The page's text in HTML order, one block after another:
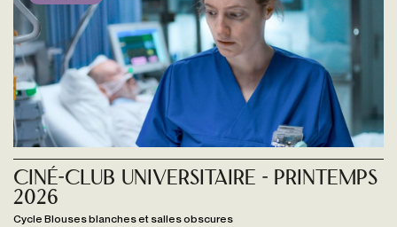
Ciné-Club Universitaire - Printemps
2026
Cycle Blouses blanches et salles obscures